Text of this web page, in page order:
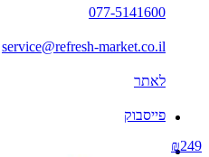
077-5141600
service@refresh-market.co.il
לאתר
פייסבוק
₪249